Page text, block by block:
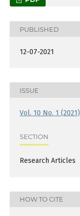
PUBLISHED
12-07-2021
ISSUE
Vol. 10 No. 1 (2021)
SECTION
Research Articles
HOW TO CITE